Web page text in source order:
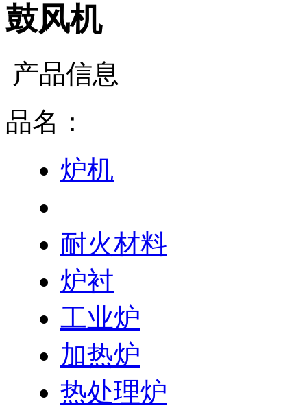
鼓风机
产品信息
品名：
炉机
耐火材料
炉衬
工业炉
加热炉
热处理炉